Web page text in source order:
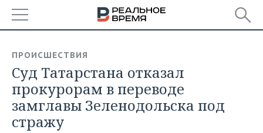
БАШКОРТОСТАН
ТАТАРСТАН
УДМУРТИЯ
НОВОСТИ
АНАЛИТИКА
НОВОСТИ АНАЛИТИКИ
ЭКОНОМИКА
ПРОИСШЕСТВИЯ
Суд Татарстана отказал
прокурорам в переводе
замглавы Зеленодольска под
стражу